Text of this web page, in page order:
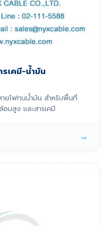
เคมี-น้ำมัน
ยไฟทนน้ำมัน สำหรับพื้นที่
สูง และสารเคมี
→